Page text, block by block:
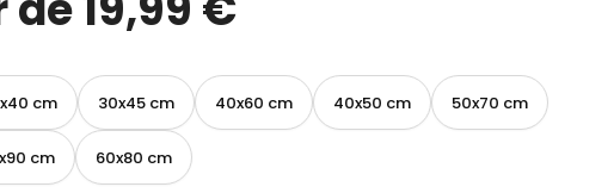
cm 30x45 cm 40x60 cm 40x50 cm 50x70 cm
cm 60x80 cm